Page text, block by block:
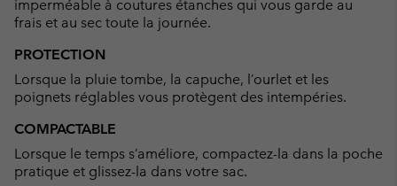
imperméable à coutures étanches qui vous garde au
frais et au sec toute la journée.
PROTECTION
Lorsque la pluie tombe, la capuche, l’ourlet et les
poignets réglables vous protègent des intempéries.
COMPACTABLE
Lorsque le temps s’améliore, compactez-la dans la poche
pratique et glissez-la dans votre sac.